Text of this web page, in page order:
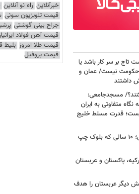
تاج بر سر کار باشد یا
حکومت نیست/ عمان و
داشتند
مسجدجامعی:
متفاوتی به ایران
نیست؛ قدرت مسلط خلیج
از برنی سندرز تا زهران ممدانی؛ ۱۰ سالی که بلوک چپ
پاکستان و عربستان
دیگر عربستان را هدف
خبرآنلاین راه نو آنلاین
قیمت تلویزیون سونی
جراح بینی گوشتی
قیمت آهن فولاد
قیمت طلا امروز بلیط
قیمت پروفیل